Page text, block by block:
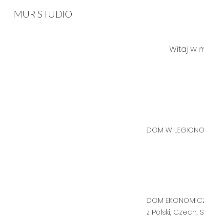
MUR STUDIO
Witaj w
DOM W
DOM
z Polski, Czech,